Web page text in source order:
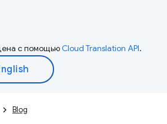
с помощьюCloud Translation API.
Blog